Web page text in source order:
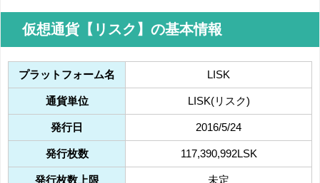
仮想通貨【リスク】の基本情報
プラットフォーム名 LISK
通貨単位 LISK(リスク)
発行日 2016/5/24
発行枚数 117,390,992LSK
発行枚数上限 未定